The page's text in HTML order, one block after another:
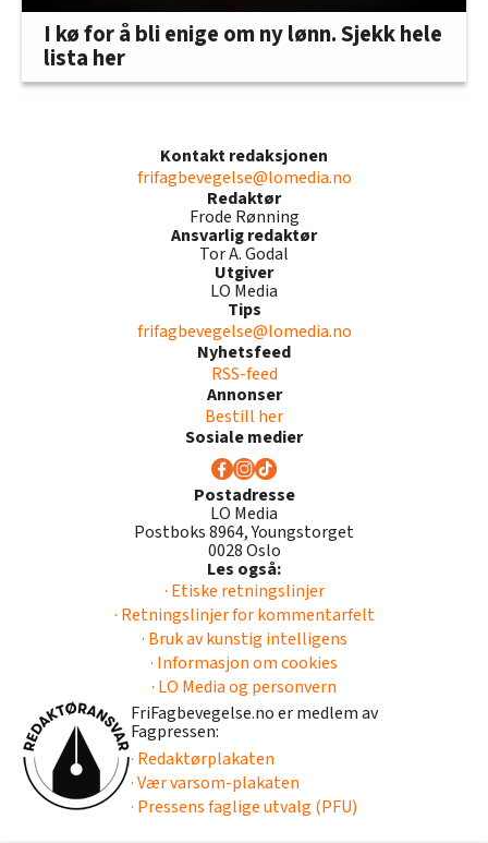
I kø for å bli enige om ny lønn. Sjekk hele
lista her
Kontakt redaksjonen
frifagbevegelse@lomedia.no
Redaktør
Frode Rønning
Ansvarlig redaktør
Tor A. Godal
Utgiver
LO Media
Tips
frifagbevegelse@lomedia.no
Nyhetsfeed
RSS-feed
Annonser
Bestill her
Sosiale medier
Postadresse
LO Media
Postboks 8964, Youngstorget
0028 Oslo
Les også:
· Etiske retningslinjer
· Retningslinjer for kommentarfelt
· Bruk av kunstig intelligens
· Informasjon om cookies
· LO Media og personvern
FriFagbevegelse.no er medlem av
Fagpressen:
· Redaktørplakaten
· Vær varsom-plakaten
· Pressens faglige utvalg (PFU)